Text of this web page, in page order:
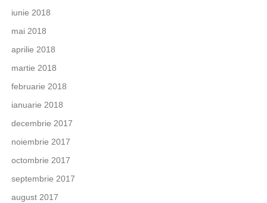
iunie 2018
mai 2018
aprilie 2018
martie 2018
februarie 2018
ianuarie 2018
decembrie 2017
noiembrie 2017
octombrie 2017
septembrie 2017
august 2017